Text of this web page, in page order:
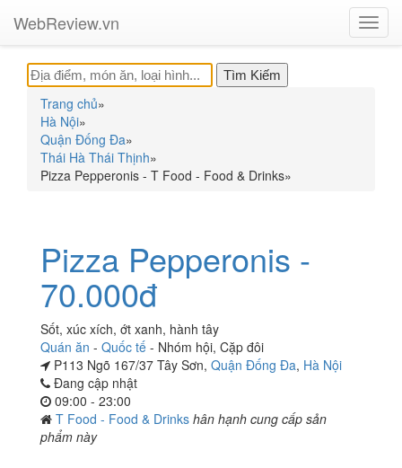
WebReview.vn
Trang chủ»
Hà Nội»
Quận Đống Đa»
Thái Hà Thái Thịnh»
Pizza Pepperonis - T Food - Food & Drinks»
Pizza Pepperonis -
70.000đ
Sốt, xúc xích, ớt xanh, hành tây
Quán ăn - Quốc tế - Nhóm hội, Cặp đôi
P113 Ngõ 167/37 Tây Sơn, Quận Đống Đa, Hà Nội
Đang cập nhật
09:00 - 23:00
T Food - Food & Drinks hân hạnh cung cấp sản
phẩm này